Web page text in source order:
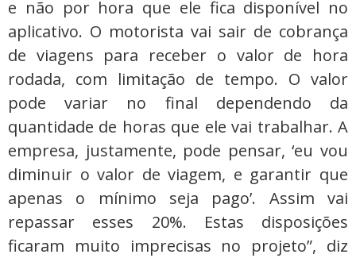
e não por hora que ele fica disponível no
aplicativo. O motorista vai sair de cobrança
de viagens para receber o valor de hora
rodada, com limitação de tempo. O valor
pode variar no final dependendo da
quantidade de horas que ele vai trabalhar. A
empresa, justamente, pode pensar, ‘eu vou
diminuir o valor de viagem, e garantir que
apenas o mínimo seja pago’. Assim vai
repassar esses 20%. Estas disposições
ficaram muito imprecisas no projeto”, diz